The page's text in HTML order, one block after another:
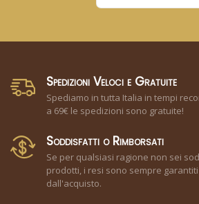
Spedizioni Veloci e Gratuite
Spediamo in tutta Italia in tempi
a 69€ le spedizioni sono gratuite!
Soddisfatti o Rimborsati
Se per qualsiasi ragione non sei
prodotti, i resi sono sempre
dall'acquisto.